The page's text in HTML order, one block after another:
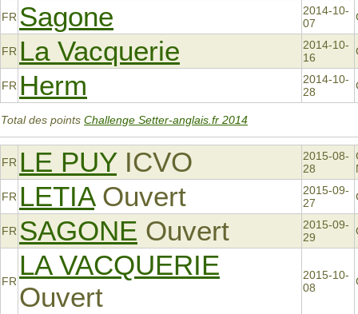
FR Sagone
2014-10-
07
FR La Vacquerie
2014-10-
16
FR Herm
2014-10-
28
Total des points Challenge Setter-anglais.fr 2014
FR LE PUYICVO
2015-08-
28
FR LETIAOuvert
2015-09-
27
FR SAGONE Ouvert
2015-09-
29
FR
LA VACQUERIE
Ouvert
2015-10-
08